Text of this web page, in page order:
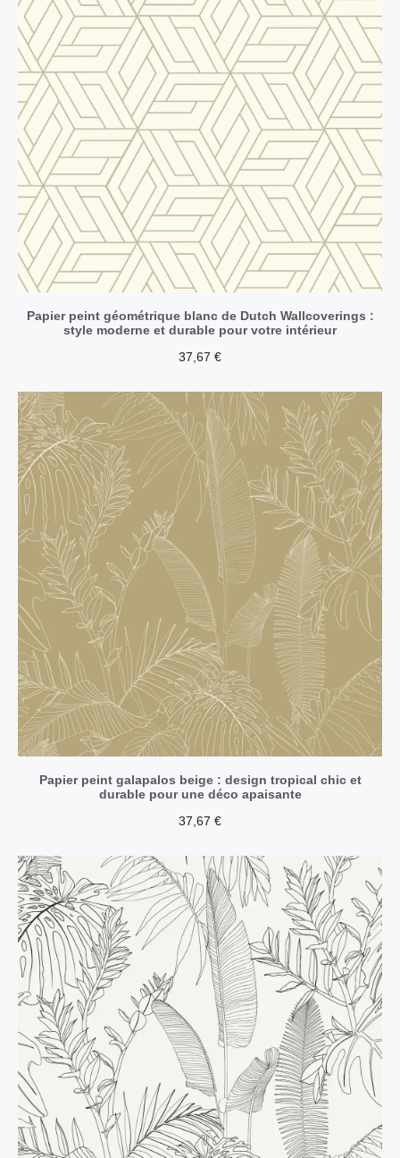
Papier peint géométrique blanc de Dutch Wallcoverings :
style moderne et durable pour votre intérieur
37,67 €
Papier peint galapalos beige : design tropical chic et
durable pour une déco apaisante
37,67 €